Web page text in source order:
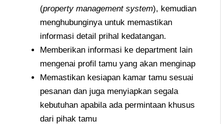
(property management system), kemudian
menghubunginya untuk memastikan
informasi detail prihal kedatangan.
Memberikan informasi ke department lain
mengenai profil tamu yang akan menginap
Memastikan kesiapan kamar tamu sesuai
pesanan dan juga menyiapkan segala
kebutuhan apabila ada permintaan khusus
dari pihak tamu